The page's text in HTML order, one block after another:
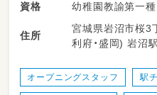
15:00～19:00
時間帯はご相談く
即日入職も相談
資格
住所
宮城県岩沼市桜3丁目8−15
利府・盛岡) 岩沼
オープニングスタッフ 駅